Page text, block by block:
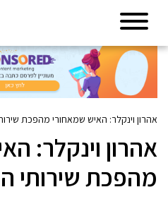
אהרון וינקלר: האיש שמאחורי מהפכת
אהרון וינקלר:
מהפכת שירותי